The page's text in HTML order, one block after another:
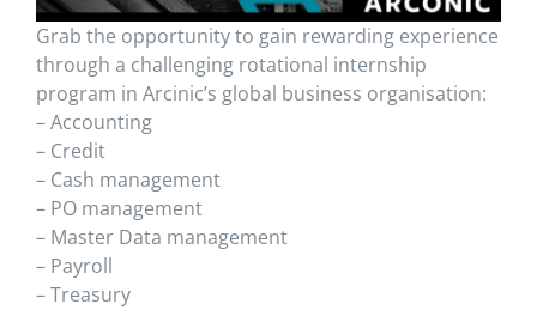
Grab the opportunity to gain rewarding experience
through a challenging rotational internship
program in Arcinic’s global business organisation:
– Accounting
– Credit
– Cash management
– PO management
– Master Data management
– Payroll
– Treasury